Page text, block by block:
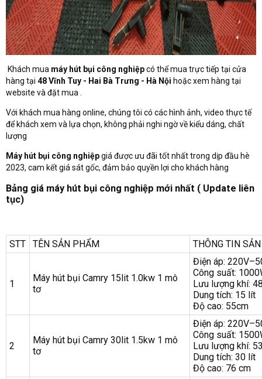
Khách mua máy hút bụi công nghiệpcó thể mua trực tiếp tại cửa
hàng tại 48 Vĩnh Tuy - Hai Bà Trưng - Hà Nội hoặc xem hàng tại
website và đặt mua .
Với khách mua hàng online, chúng tôi có các hình ảnh, video thực tế
để khách xem và lựa chọn, không phải nghi ngờ về kiểu dáng, chất
lượng
Máy hút bụi công nghiệpgiá được ưu đãi tốt nhất trong dịp đầu hè
2023, cam kết giá sát gốc, đảm bảo quyền lợi cho khách hàng
Bảng giá máy hút bụi công nghiệp mới nhất ( Update liên
tục)
STT TÊN SẢN PHẨM THÔNG TIN
1
Máy hút bụi Camry 15lit 1.0kw 1 mô
tơ
Điện áp:
Công suất:
Lưu lượng khí:
Dung tích: 15 lít
Độ cao: 55cm
2
Máy hút bụi Camry 30lit 1.5kw 1 mô
tơ
Điện áp:
Công suất:
Lưu lượng khí:
Dung tích: 30 lít
Độ cao: 76 cm